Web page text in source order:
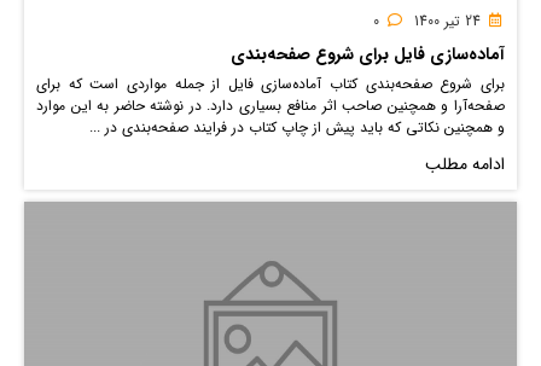
آماده‌سازی فایل برای شروع صفحه‌بندی
برای شروع صفحه‌بندی کتاب آماده‌سازی فایل از جمله مواردی است که برای
صفحه‌آرا و همچنین صاحب اثر منافع بسیاری دارد. در نوشته حاضر به این موارد
و همچنین نکاتی که باید پیش از چاپ کتاب در فرایند صفحه‌بندی در ...
ادامه مطلب